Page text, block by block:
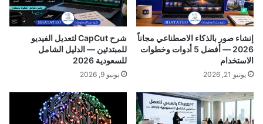
ل
ح
و
م
ة
؟
و
ر
ا
ل
ل
ف
ت
إنشاء صور بالذكاء الاصطناعي مجاناً
2026 — أفضل 5 أدوات وخطوات
الاستخدام
يونيو 21, 2026
شرح CapCut لتعديل الفيديو
للمبتدئين — الدليل الشامل
للسعودية 2026
يونيو 9, 2026